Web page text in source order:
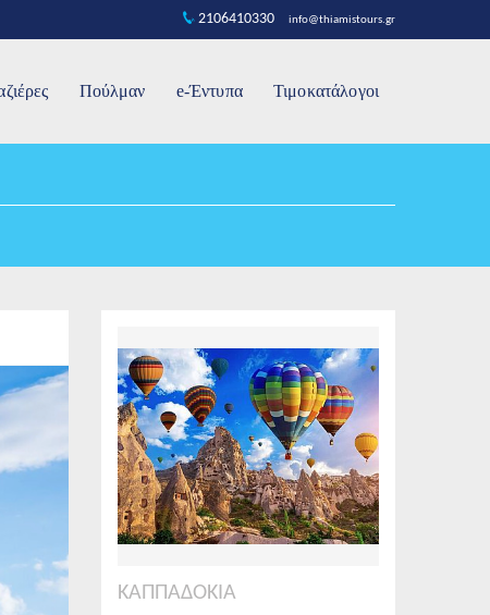
2106410330 info@thiamistours.gr
Πούλμαν e-Έντυπα Τιμοκατάλογοι
ΚΑΠΠΑΔΟΚΙΑ